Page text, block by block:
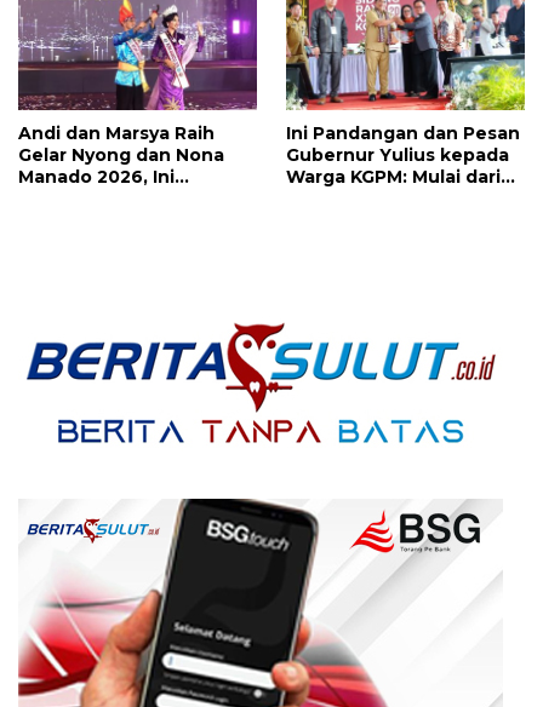
Andi dan Marsya Raih
Gelar Nyong dan Nona
Manado 2026, Ini
Ini Pandangan dan Pesan
Gubernur Yulius kepada
Warga KGPM: Mulai dari